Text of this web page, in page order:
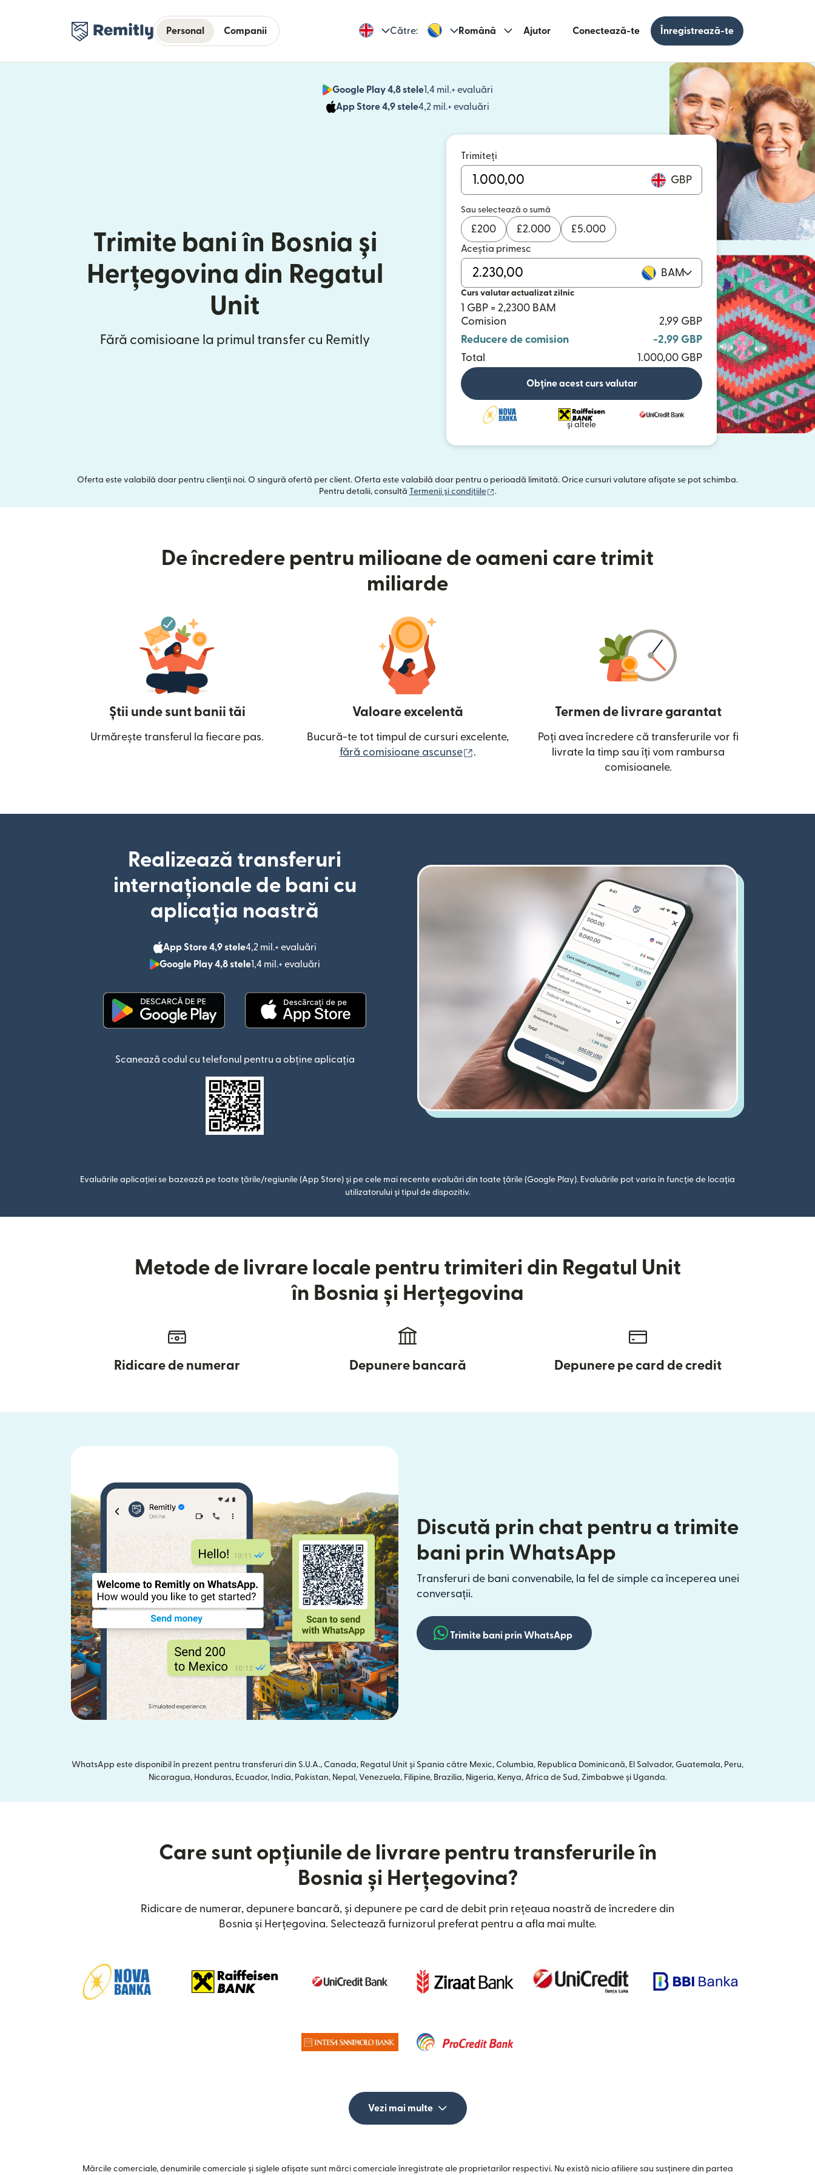
Personal Companii Către: Română Ajutor Conectează-te Înregistrează-te
Google Play 4,8 stele1,4 mil.+ evaluări
(se deschide într-o fereastră nouă)
App Store 4,9 stele4,2 mil.+ evaluări
(se deschide într-o fereastră nouă)
Trimite bani în Bosnia și
Herțegovina din Regatul
Unit
Fără comisioane la primul transfer cu Remitly
Trimiteți
GBP
Sau selectează o sumă
£200 £2.000 £5.000
Aceștia primesc
BAM
Curs valutar actualizat zilnic
1 GBP = 2,2300 BAM
Comision
2,99 GBP
Reducere de comision
-2,99 GBP
Total
1.000,00 GBP
Obține acest curs valutar
și altele
Oferta este valabilă doar pentru clienții noi. O singură ofertă per client. Oferta este valabilă doar pentru o perioadă limitată. Orice cursuri valutare afișate se pot schimba.
Pentru detalii, consultă Termenii și condițiile (se deschide într-o fereastră nouă)
.
De încredere pentru milioane de oameni care trimit
miliarde
Știi unde sunt banii tăi
Urmărește transferul la fiecare pas.
Valoare excelentă
Bucură-te tot timpul de cursuri excelente,
fără comisioane ascunse
(se deschide într-o fereastră nouă)
.
Termen de livrare garantat
Poți avea încredere că transferurile vor fi
livrate la timp sau îți vom rambursa
comisioanele.
Realizează transferuri
internaționale de bani cu
aplicația noastră
App Store 4,9 stele4,2 mil.+ evaluări
(se deschide într-o fereastră nouă)
Google Play 4,8 stele1,4 mil.+ evaluări
(se deschide într-o fereastră nouă)
Scanează codul cu telefonul pentru a obține aplicația
Evaluările aplicației se bazează pe toate țările/regiunile (App Store) și pe cele mai recente evaluări din toate țările (Google Play). Evaluările pot varia în funcție de locația
utilizatorului și tipul de dispozitiv.
Metode de livrare locale pentru trimiteri din Regatul Unit
în Bosnia și Herțegovina
Ridicare de numerar Depunere bancară Depunere pe card de credit
Discută prin chat pentru a trimite
bani prin WhatsApp
Transferuri de bani convenabile, la fel de simple ca începerea unei
conversații.
Trimite bani prin WhatsApp
WhatsApp este disponibil în prezent pentru transferuri din S.U.A., Canada, Regatul Unit și Spania către Mexic, Columbia, Republica Dominicană, El Salvador, Guatemala, Peru,
Nicaragua, Honduras, Ecuador, India, Pakistan, Nepal, Venezuela, Filipine, Brazilia, Nigeria, Kenya, Africa de Sud, Zimbabwe și Uganda.
Care sunt opțiunile de livrare pentru transferurile în
Bosnia și Herțegovina?
Ridicare de numerar, depunere bancară, și depunere pe card de debit prin rețeaua noastră de încredere din
Bosnia și Herțegovina. Selectează furnizorul preferat pentru a afla mai multe.
Vezi mai multe
Mărcile comerciale, denumirile comerciale și siglele afișate sunt mărci comerciale înregistrate ale proprietarilor respectivi. Nu există nicio afiliere sau susținere din partea